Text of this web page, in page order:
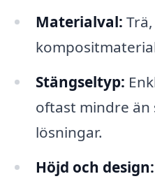
Materialval:
Stängseltyp:
oftast mindre än
lösningar.
Höjd och design: